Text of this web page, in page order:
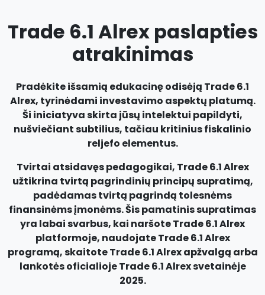
Trade 6.1 Alrex paslapties
atrakinimas
Pradėkite išsamią edukacinę odisėją Trade 6.1
Alrex, tyrinėdami investavimo aspektų platumą.
Ši iniciatyva skirta jūsų intelektui papildyti,
nušviečiant subtilius, tačiau kritinius fiskalinio
reljefo elementus.
Tvirtai atsidavęs pedagogikai, Trade 6.1 Alrex
užtikrina tvirtą pagrindinių principų supratimą,
padėdamas tvirtą pagrindą tolesnėms
finansinėms įmonėms. Šis pamatinis supratimas
yra labai svarbus, kai naršote Trade 6.1 Alrex
platformoje, naudojate Trade 6.1 Alrex
programą, skaitote Trade 6.1 Alrex apžvalgą arba
lankotės oficialioje Trade 6.1 Alrex svetainėje
2025.